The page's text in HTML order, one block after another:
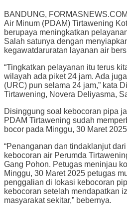
BANDUNG,
Air Minum (PDAM) Tirtawening
berupaya meningkatkan
Salah satunya dengan
kegawatdaruratan layanan air
“Tingkatkan pelayanan itu terus
wilayah ada piket 24 jam. Ada
(URC) pun selama 24 jam,” kata
Tirtawening, Novera Deliyasma,
Disinggung soal kebocoran pipa
PDAM Tirtawening sudah
bocor pada Minggu, 30 Maret
“Penanganan dan tindaklanjut
kebocoran air Perumda
Gang Pohon. Petugas meninjau
Minggu, 30 Maret 2025 petugas
penggalian di lokasi kebocoran
kebocoran setelah mendapatkan
masyarakat sekitar,” bebernya.